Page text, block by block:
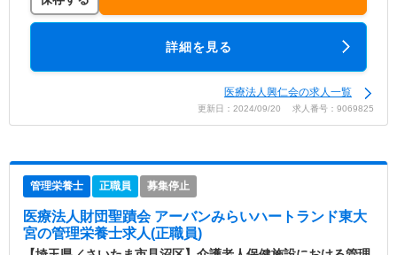
詳細を見る
医療法人興仁会の求人一覧
更新日：2024/09/20 求人番号：9069825
管理栄養士 正職員 募集停止
医療法人財団聖蹟会 アーバンみらいハートランド東大
宮の管理栄養士求人(正職員)